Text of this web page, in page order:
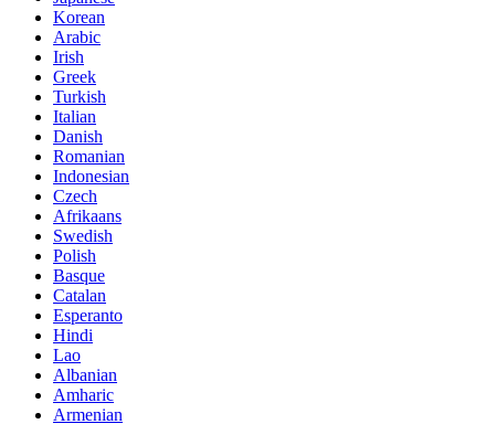
Korean
Arabic
Irish
Greek
Turkish
Italian
Danish
Romanian
Indonesian
Czech
Afrikaans
Swedish
Polish
Basque
Catalan
Esperanto
Hindi
Lao
Albanian
Amharic
Armenian